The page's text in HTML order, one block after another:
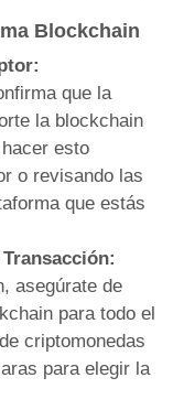
Blockchain
que la
la blockchain
esto
o revisando las
que estás
asegúrate de
para todo el
criptomonedas
para elegir la